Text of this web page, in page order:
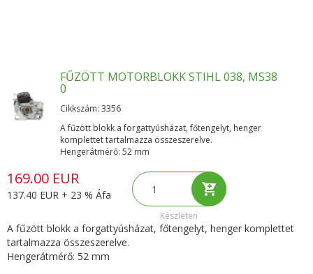
FŰZÖTT MOTORBLOKK STIHL 038, MS38
0
Cikkszám: 3356
A fűzött blokk a forgattyúsházat, főtengelyt, henger
komplettet tartalmazza összeszerelve.
Hengerátmérő: 52 mm
169.00 EUR
137.40 EUR + 23 % Áfa
Készleten
A fűzött blokk a forgattyúsházat, főtengelyt, henger komplettet
tartalmazza összeszerelve.
Hengerátmérő: 52 mm